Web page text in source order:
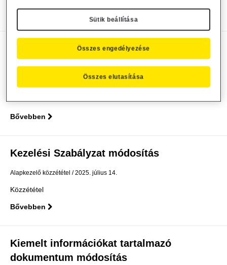
Bővebben
Kiemelt információkat tartalmazó
dokumentum módosítás
Közzététel
Bővebben
Kezelési Szabályzat módosítás
Alapkezelő közzététel 2025. július 14.
Közzététel
Bővebben
Kiemelt információkat tartalmazó
dokumentum módosítás
Sütik beállítása
Összes elutasítása
Összes engedélyezése